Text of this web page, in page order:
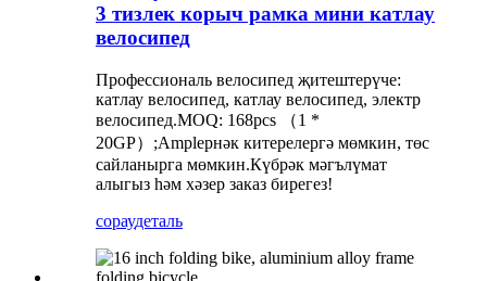
3 тизлек корыч рамка мини катлау
велосипед
Профессиональ велосипед җитештерүче:
катлау велосипед, катлау велосипед, электр
велосипед.MOQ: 168pcs （1 *
20GP）;Ampleрнәк китерелергә мөмкин, төс
сайланырга мөмкин.Күбрәк мәгълүмат
алыгыз һәм хәзер заказ бирегез!
сораудеталь